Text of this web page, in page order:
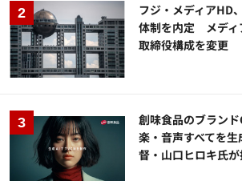
フジ・メディアHD
体制を内定 メディ
取締役構成を変更
創味食品のブラン
楽・音声すべてを
督・山口ヒロキ氏が